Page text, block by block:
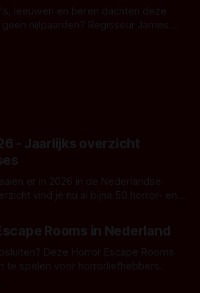
leeuwen en beren dachten deze
nijlpaarden? Regisseur James
- Jaarlijks overzicht
er in 2026 in de Nederlandse
vind je nu al bijna 50 horror- en
Rooms in Nederland
Deze Horror Escape Rooms
te spelen voor horrorliefhebbers.